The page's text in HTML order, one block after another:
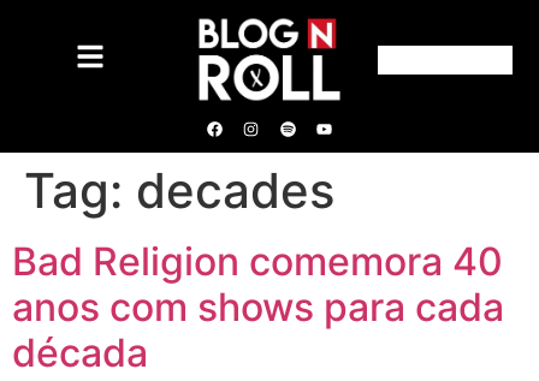
Tag: decades
Bad Religion comemora 40
anos com shows para cada
década